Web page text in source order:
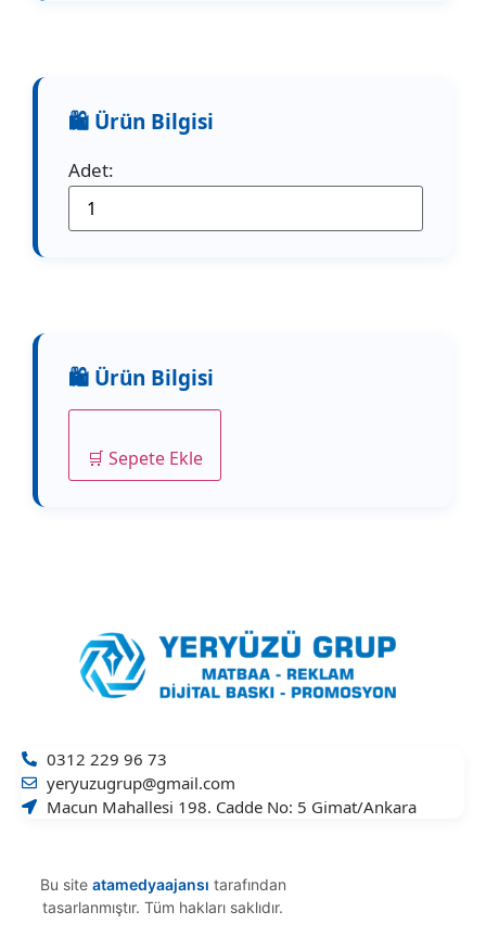
Adet:
🛒 Sepete Ekle
0312 229 96 73
yeryuzugrup@gmail.com
Macun Mahallesi 198. Cadde No: 5 Gimat/Ankara
Bu site atamedyaajansı tarafından
tasarlanmıştır. Tüm hakları saklıdır.